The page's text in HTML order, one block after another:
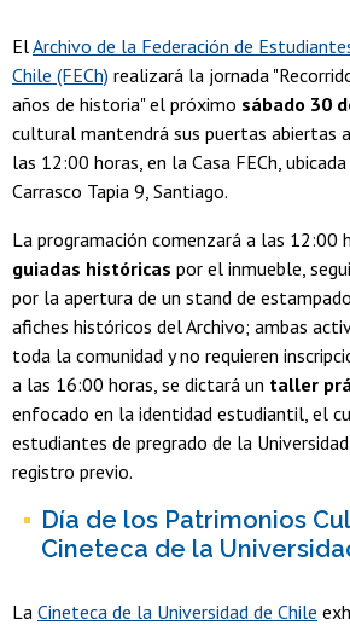
ElArchivo de la Federación de
Chile (FECh) realizará la jornada
años de historia" el próximo sábado 30
cultural mantendrá sus puertas abiertas
las 12:00 horas, en la Casa FECh,
Carrasco Tapia 9, Santiago.
La programación comenzará a las 12:00
guiadas históricas por el inmueble,
por la apertura de un stand de
afiches históricos del Archivo; ambas
toda la comunidad y no requieren
a las 16:00 horas, se dictará un taller
enfocado en la identidad estudiantil, el
estudiantes de pregrado de la
registro previo.
Día de los Patrimonios
Cineteca de la
La Cineteca de la Universidad de Chile